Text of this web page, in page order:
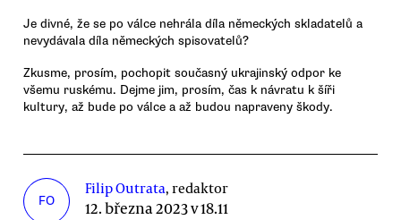
Je divné, že se po válce nehrála díla německých skladatelů a
nevydávala díla německých spisovatelů?
Zkusme, prosím, pochopit současný ukrajinský odpor ke
všemu ruskému. Dejme jim, prosím, čas k návratu k šíři
kultury, až bude po válce a až budou napraveny škody.
FO
Filip Outrata, redaktor
12. března 2023 v 18.11